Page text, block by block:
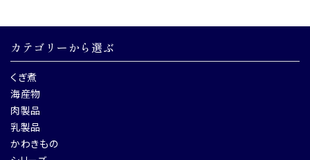
カテゴリーから選ぶ
くぎ煮
海産物
肉製品
乳製品
かわきもの